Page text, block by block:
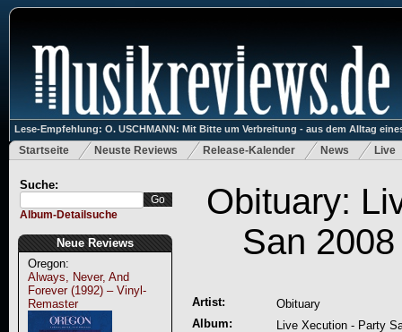
Lese-Empfehlung: O. USCHMANN: Mit Bitte um Verbreitung - aus dem Alltag
Startseite Neuste Reviews Release-Kalender News Live
Suche:
Album-Detailsuche
Neue Reviews
Oregon:
Always, Never, And
Forever (1992) – Vinyl-
Remaster
Obituary:
San
Artist:
Obituary
Album:
Live Xecution - Party